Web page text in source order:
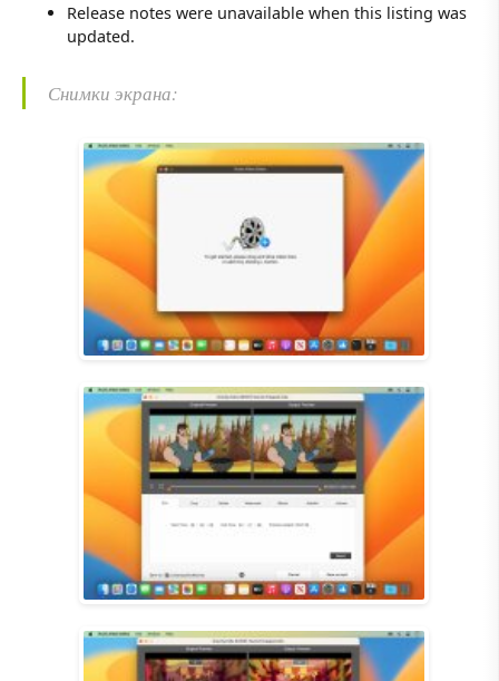
Release notes were unavailable when this listing was
updated.
Снимки экрана: